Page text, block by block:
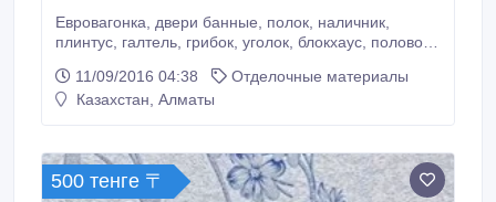
Евровагонка, двери банные, полок, наличник,
плинтус, галтель, грибок, уголок, блокхаус, половой
межкомнатные из массива сосны премиум класса в
ассортименте ..
11/09/2016 04:38
Отделочные материалы
Казахстан, Алматы
500 тенге 〒